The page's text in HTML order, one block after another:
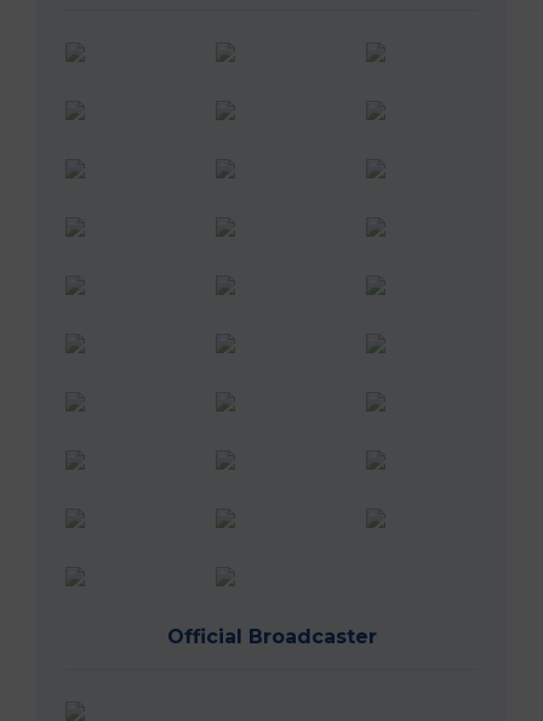
Official Broadcaster